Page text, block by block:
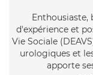
Enthousiaste,
d'expérience et
Vie Sociale
urologiques et
apporte